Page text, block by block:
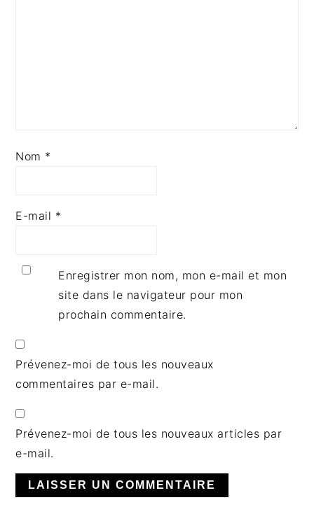
Nom *
E-mail *
Enregistrer mon nom, mon e-mail et mon
site dans le navigateur pour mon
prochain commentaire.
Prévenez-moi de tous les nouveaux
commentaires par e-mail.
Prévenez-moi de tous les nouveaux articles par
e-mail.